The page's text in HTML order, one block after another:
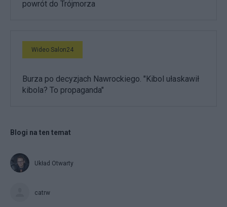
powrót do Trójmorza
Wideo Salon24
Burza po decyzjach Nawrockiego. "Kibol ułaskawił
kibola? To propaganda"
Blogi na ten temat
Układ Otwarty
catrw